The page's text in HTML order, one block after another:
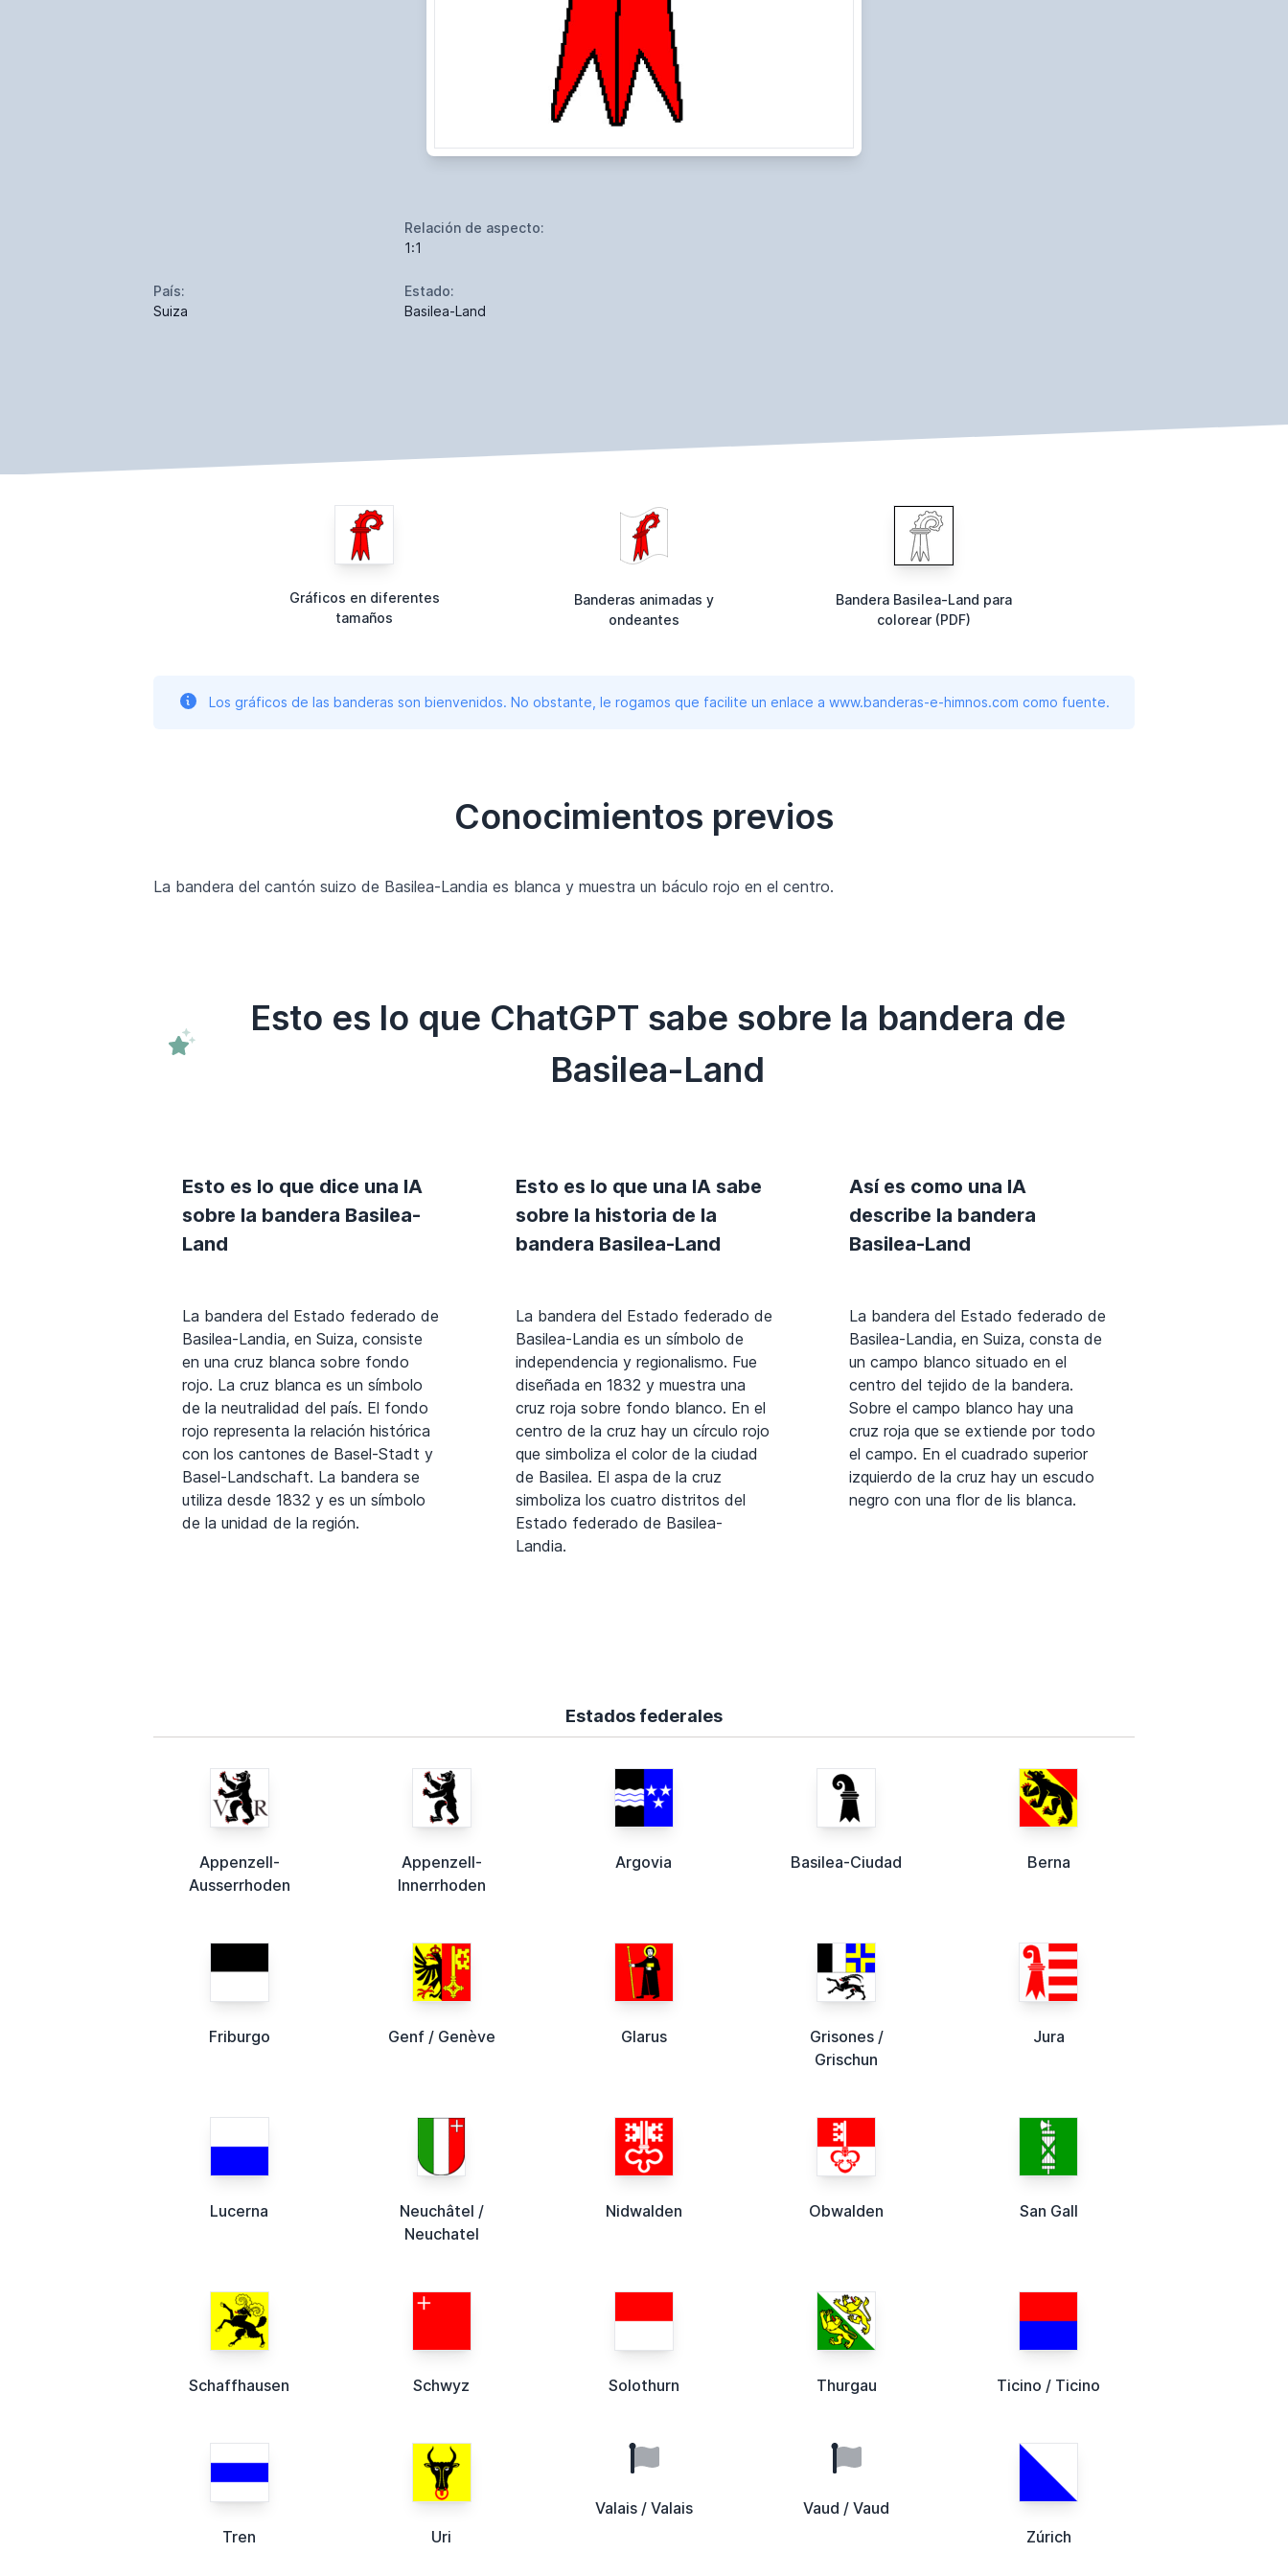
Relación de aspecto:
1:1
País:
Suiza
Estado:
Basilea-Land
Gráficos en diferentes
tamaños
Banderas animadas y
ondeantes
Bandera Basilea-Land para
colorear (PDF)
Los gráficos de las banderas son bienvenidos. No obstante, le rogamos que facilite un enlace a www.banderas-e-himnos.com como fuente.
Conocimientos previos
La bandera del cantón suizo de Basilea-Landia es blanca y muestra un báculo rojo en el centro.
Esto es lo que ChatGPT sabe sobre la bandera de
Basilea-Land
Esto es lo que dice una IA
sobre la bandera Basilea-
Land
La bandera del Estado federado de
Basilea-Landia, en Suiza, consiste
en una cruz blanca sobre fondo
rojo. La cruz blanca es un símbolo
de la neutralidad del país. El fondo
rojo representa la relación histórica
con los cantones de Basel-Stadt y
Basel-Landschaft. La bandera se
utiliza desde 1832 y es un símbolo
de la unidad de la región.
Esto es lo que una IA sabe
sobre la historia de la
bandera Basilea-Land
La bandera del Estado federado de
Basilea-Landia es un símbolo de
independencia y regionalismo. Fue
diseñada en 1832 y muestra una
cruz roja sobre fondo blanco. En el
centro de la cruz hay un círculo rojo
que simboliza el color de la ciudad
de Basilea. El aspa de la cruz
simboliza los cuatro distritos del
Estado federado de Basilea-
Landia.
Así es como una IA
describe la bandera
Basilea-Land
La bandera del Estado federado de
Basilea-Landia, en Suiza, consta de
un campo blanco situado en el
centro del tejido de la bandera.
Sobre el campo blanco hay una
cruz roja que se extiende por todo
el campo. En el cuadrado superior
izquierdo de la cruz hay un escudo
negro con una flor de lis blanca.
Estados federales
Appenzell-
Ausserrhoden
Appenzell-
Innerrhoden
Argovia Basilea-Ciudad Berna
Friburgo Genf / Genève Glarus
Grisones /
Grischun
Jura
Lucerna
Neuchâtel /
Neuchatel
Nidwalden Obwalden San Gall
Schaffhausen Schwyz Solothurn Thurgau Ticino / Ticino
Tren Uri
Valais / Valais
Vaud / Vaud
Zúrich